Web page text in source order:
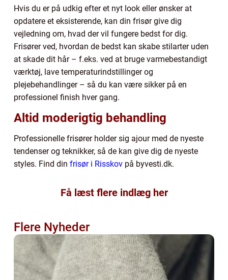
Hvis du er på udkig efter et nyt look eller ønsker at
opdatere et eksisterende, kan din frisør give dig
vejledning om, hvad der vil fungere bedst for dig.
Frisører ved, hvordan de bedst kan skabe stilarter uden
at skade dit hår – f.eks. ved at bruge varmebestandigt
værktøj, lave temperaturindstillinger og
plejebehandlinger – så du kan være sikker på en
professionel finish hver gang.
Altid moderigtig behandling
Professionelle frisører holder sig ajour med de nyeste
tendenser og teknikker, så de kan give dig de nyeste
styles. Find din frisør i Risskov på byvesti.dk.
Få læst flere indlæg her
Flere Nyheder